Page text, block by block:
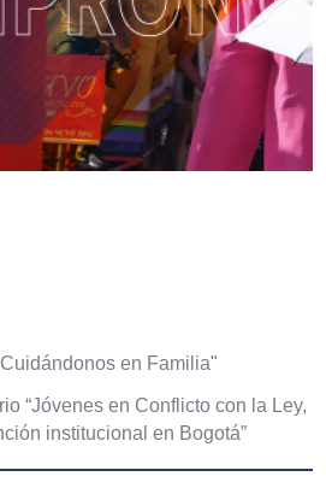
en Familia"
“Jóvenes en Conflicto con la Ley,
institucional en Bogotá”